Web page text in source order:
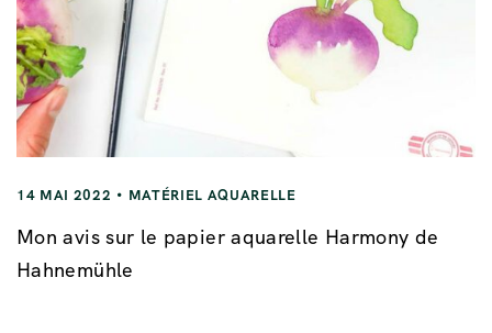
14 MAI 2022 MATÉRIEL AQUARELLE
Mon avis sur le papier aquarelle Harmony de
Hahnemühle